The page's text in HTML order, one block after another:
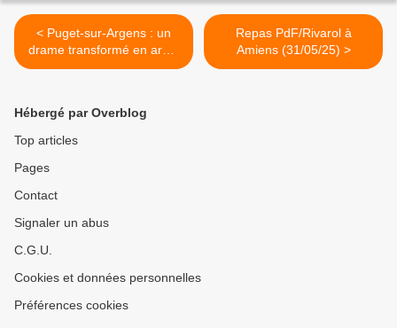
< Puget-sur-Argens : un
drame transformé en arme
idéologique
Repas PdF/Rivarol à
Amiens (31/05/25) >
Hébergé par Overblog
Top articles
Pages
Contact
Signaler un abus
C.G.U.
Cookies et données personnelles
Préférences cookies